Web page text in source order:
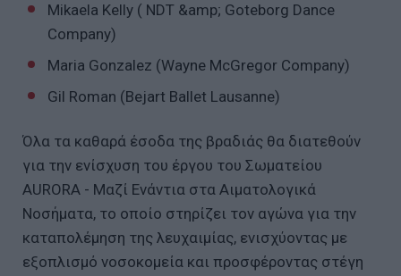
Mikaela Kelly ( NDT &amp; Goteborg Dance
Company)
Maria Gonzalez (Wayne McGregor Company)
Gil Roman (Bejart Ballet Lausanne)
Όλα τα καθαρά έσοδα της βραδιάς θα διατεθούν
για την ενίσχυση του έργου του Σωματείου
AURORA - Μαζί Ενάντια στα Αιματολογικά
Νοσήματα, το οποίο στηρίζει τον αγώνα για την
καταπολέμηση της λευχαιμίας, ενισχύοντας με
εξοπλισμό νοσοκομεία και προσφέροντας στέγη